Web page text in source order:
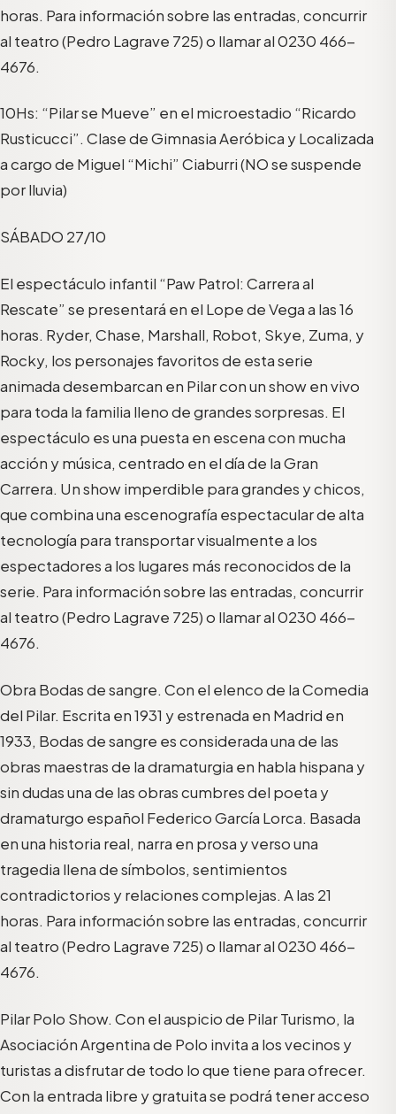
horas. Para información sobre las entradas, concurrir
al teatro (Pedro Lagrave 725) o llamar al 0230 466-
4676.
10Hs: “Pilar se Mueve” en el microestadio “Ricardo
Rusticucci”. Clase de Gimnasia Aeróbica y Localizada
a cargo de Miguel “Michi” Ciaburri (NO se suspende
por lluvia)
SÁBADO 27/10
El espectáculo infantil “Paw Patrol: Carrera al
Rescate” se presentará en el Lope de Vega a las 16
horas. Ryder, Chase, Marshall, Robot, Skye, Zuma, y
Rocky, los personajes favoritos de esta serie
animada desembarcan en Pilar con un show en vivo
para toda la familia lleno de grandes sorpresas. El
espectáculo es una puesta en escena con mucha
acción y música, centrado en el día de la Gran
Carrera. Un show imperdible para grandes y chicos,
que combina una escenografía espectacular de alta
tecnología para transportar visualmente a los
espectadores a los lugares más reconocidos de la
serie. Para información sobre las entradas, concurrir
al teatro (Pedro Lagrave 725) o llamar al 0230 466-
4676.
Obra Bodas de sangre. Con el elenco de la Comedia
del Pilar. Escrita en 1931 y estrenada en Madrid en
1933, Bodas de sangre es considerada una de las
obras maestras de la dramaturgia en habla hispana y
sin dudas una de las obras cumbres del poeta y
dramaturgo español Federico García Lorca. Basada
en una historia real, narra en prosa y verso una
tragedia llena de símbolos, sentimientos
contradictorios y relaciones complejas. A las 21
horas. Para información sobre las entradas, concurrir
al teatro (Pedro Lagrave 725) o llamar al 0230 466-
4676.
Pilar Polo Show. Con el auspicio de Pilar Turismo, la
Asociación Argentina de Polo invita a los vecinos y
turistas a disfrutar de todo lo que tiene para ofrecer.
Con la entrada libre y gratuita se podrá tener acceso